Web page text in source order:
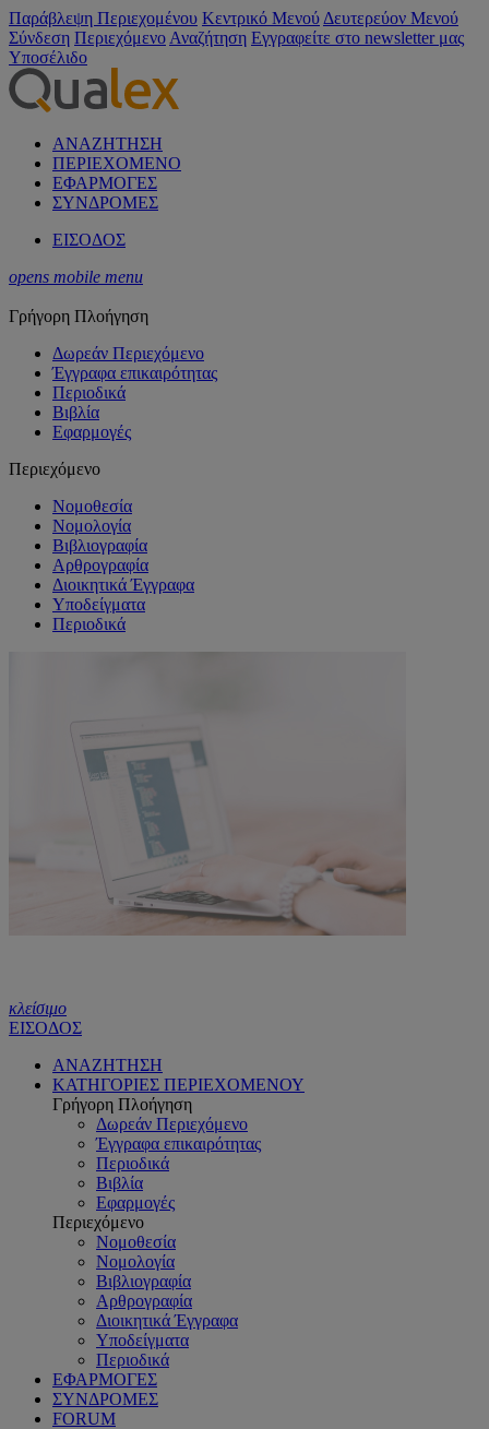
Παράβλεψη Περιεχομένου Κεντρικό Μενού Δευτερεύον Μενού
Σύνδεση Περιεχόμενο Αναζήτηση Εγγραφείτε στο newsletter μας
Υποσέλιδο
ΑΝΑΖΗΤΗΣΗ
ΠΕΡΙΕΧΟΜΕΝΟ
ΕΦΑΡΜΟΓΕΣ
ΣΥΝΔΡΟΜΕΣ
ΕΙΣΟΔΟΣ
opens mobile menu
Γρήγορη Πλοήγηση
Δωρεάν Περιεχόμενο
Έγγραφα επικαιρότητας
Περιοδικά
Βιβλία
Εφαρμογές
Περιεχόμενο
Νομοθεσία
Νομολογία
Βιβλιογραφία
Αρθρογραφία
Διοικητικά Έγγραφα
Υποδείγματα
Περιοδικά
κλείσιμο
ΕΙΣΟΔΟΣ
ΑΝΑΖΗΤΗΣΗ
ΚΑΤΗΓΟΡΙΕΣ ΠΕΡΙΕΧΟΜΕΝΟΥ
Γρήγορη Πλοήγηση
Δωρεάν Περιεχόμενο
Έγγραφα επικαιρότητας
Περιοδικά
Βιβλία
Εφαρμογές
Περιεχόμενο
Νομοθεσία
Νομολογία
Βιβλιογραφία
Αρθρογραφία
Διοικητικά Έγγραφα
Υποδείγματα
Περιοδικά
ΕΦΑΡΜΟΓΕΣ
ΣΥΝΔΡΟΜΕΣ
FORUM